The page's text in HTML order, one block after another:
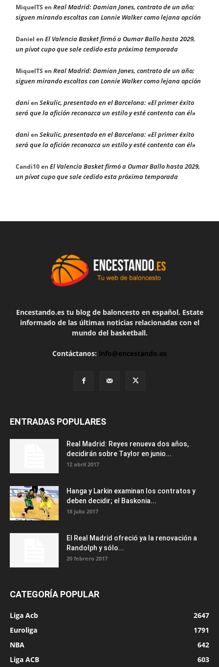
MiquelTS en Real Madrid: Damian Jones, contrato de un año;
siguen mirando escoltas con Lonnie Walker como lejana opción
Daniel en El Valencia Basket firmó a Oumar Ballo hasta 2029,
un pívot cupo que sale cedido esta próxima temporada
MiquelTS en Real Madrid: Damian Jones, contrato de un año;
siguen mirando escoltas con Lonnie Walker como lejana opción
danien Sekulic, presentado en el Barcelona: «El primer éxito
será que la afición reconozca un estilo y esté contenta con él»
danien Sekulic, presentado en el Barcelona: «El primer éxito
será que la afición reconozca un estilo y esté contenta con él»
Candi10en El Valencia Basket firmó a Oumar Ballo hasta 2029,
un pívot cupo que sale cedido esta próxima temporada
Encestando.es tu blog de baloncesto en español. Estate
informado de las últimas noticias relacionadas con el
mundo del basketball.
Contáctanos: info@encestando.es
ENTRADAS POPULARES
Real Madrid: Reyes renueva dos años,
decidirán sobre Taylor en junio...
12 abril 2017
Hanga y Larkin examinan los contratos y
deben decidir; el Baskonia...
18 julio 2017
El Real Madrid ofreció ya la renovación a
Randolph y sólo...
20 febrero 2017
CATEGORÍA POPULAR
Liga Acb
2647
Euroliga
1791
NBA
642
Liga ACB
603